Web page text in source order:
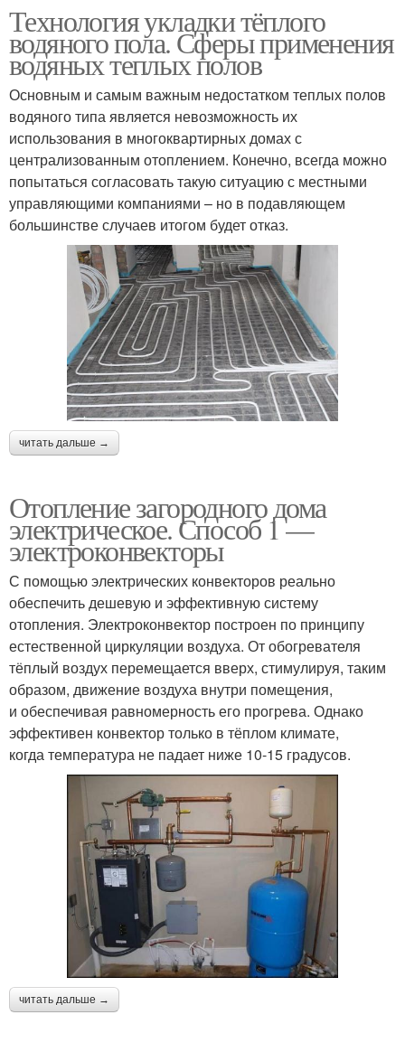
Технология укладки тёплого
водяного пола. Сферы применения
водяных теплых полов
Основным и самым важным недостатком теплых полов
водяного типа является невозможность их
использования в многоквартирных домах с
централизованным отоплением. Конечно, всегда можно
попытаться согласовать такую ситуацию с местными
управляющими компаниями – но в подавляющем
большинстве случаев итогом будет отказ.
читать дальше →
Отопление загородного дома
электрическое. Способ 1 —
электроконвекторы
С помощью электрических конвекторов реально
обеспечить дешевую и эффективную систему
отопления. Электроконвектор построен по принципу
естественной циркуляции воздуха. От обогревателя
тёплый воздух перемещается вверх, стимулируя, таким
образом, движение воздуха внутри помещения,
и обеспечивая равномерность его прогрева. Однако
эффективен конвектор только в тёплом климате,
когда температура не падает ниже 10-15 градусов.
читать дальше →